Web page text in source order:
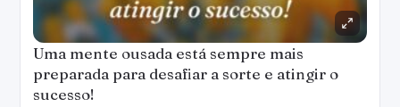
Uma mente ousada está sempre mais
preparada para desafiar a sorte e atingir o
sucesso!